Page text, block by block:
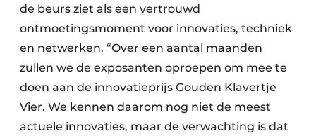
de beurs ziet als een vertrouwd
ontmoetingsmoment voor innovaties, techniek
en netwerken. “Over een aantal maanden
zullen we de exposanten oproepen om mee te
doen aan de innovatieprijs Gouden Klavertje
Vier. We kennen daarom nog niet de meest
actuele innovaties, maar de verwachting is dat